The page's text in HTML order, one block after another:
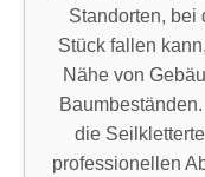
Standorten, bei
Stück fallen
Nähe von
die
professionellen